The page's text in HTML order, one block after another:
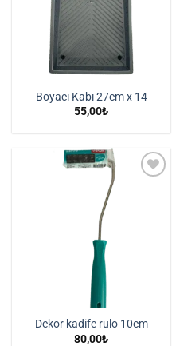
Boyacı Kabı 27cm x 14
55,00₺
Dekor kadife rulo 10cm
80,00₺